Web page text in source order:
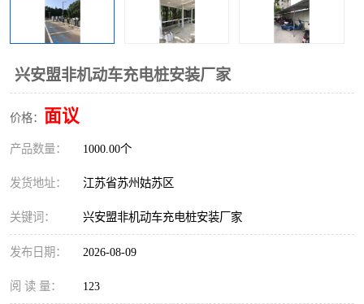
兴安盟非机动车充电桩安装厂家
价格： 面议
产品数量： 1000.00个
发货地址： 江苏省苏州姑苏区
关键词： 兴安盟非机动车充电桩安装厂家
发布日期： 2026-08-09
阅 读 量： 123